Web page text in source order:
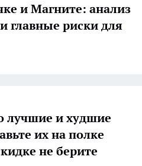
и Магните: анализ
главные риски для
лучшие и худшие
их на полке
не берите